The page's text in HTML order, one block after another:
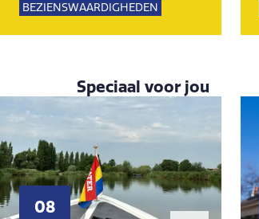
BEZIENSWAARDIGHEDEN
KUNST EN CULTUUR
MUSEUM
Speciaal voor jou
08